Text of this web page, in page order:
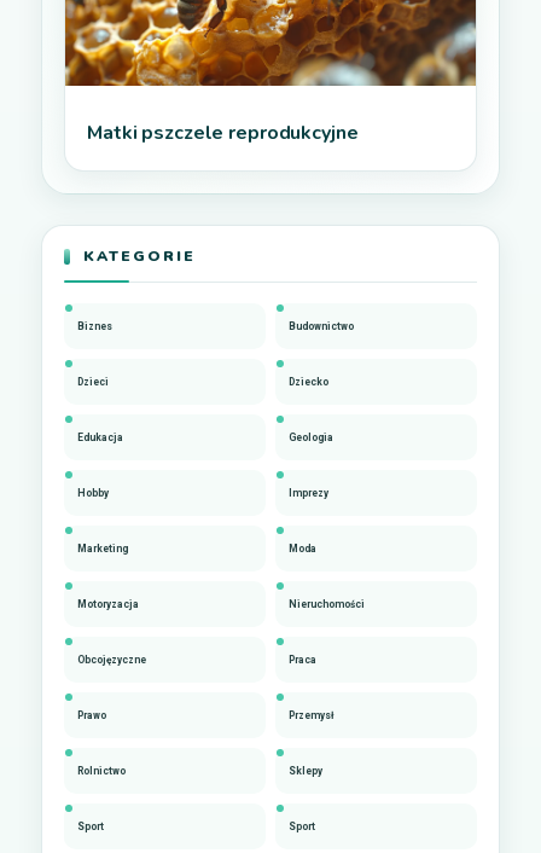
Matki pszczele reprodukcyjne
KATEGORIE
Biznes Budownictwo
Dzieci Dziecko
Edukacja Geologia
Hobby Imprezy
Marketing Moda
Motoryzacja Nieruchomości
Obcojęzyczne Praca
Prawo Przemysł
Rolnictwo Sklepy
Sport Sport